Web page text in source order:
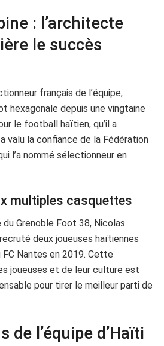
: l’architecte
le succès
français de l’équipe,
hexagonale depuis une vingtaine
le football haïtien, qu’il a
valu la confiance de la Fédération
l’a nommé sélectionneur en
multiples casquettes
Grenoble Foot 38, Nicolas
deux joueuses haïtiennes
FC Nantes en 2019. Cette
joueuses et de leur culture est
pour tirer le meilleur parti de
de l’équipe d’Haïti